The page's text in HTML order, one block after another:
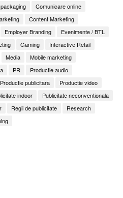
Comunicare online
Content Marketing
Employer Branding
Evenimente / BTL
Gaming
Interactive Retail
Media
Mobile marketing
PR
Productie audio
Productie publicitara
Productie video
indoor
Publicitate neconventionala
Regii de publicitate
Research